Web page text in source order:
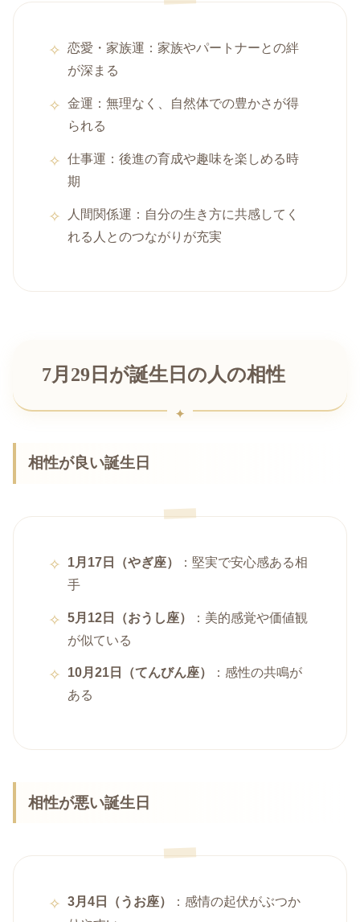
恋愛・家族運：家族やパートナーとの絆
が深まる
金運：無理なく、自然体での豊かさが得
られる
仕事運：後進の育成や趣味を楽しめる時
期
人間関係運：自分の生き方に共感してく
れる人とのつながりが充実
7月29日が誕生日の人の相性
相性が良い誕生日
1月17日（やぎ座）
：堅実で安心感ある相
手
5月12日（おうし座）
：美的感覚や価値観
が似ている
10月21日（てんびん座）
：感性の共鳴が
ある
相性が悪い誕生日
3月4日（うお座）
：感情の起伏がぶつか